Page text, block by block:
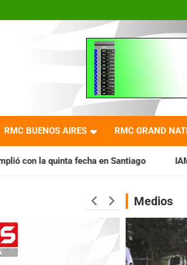
RMC BUENOS AIRES RMC GRAND
en Santiago IAME SERIES
Medios